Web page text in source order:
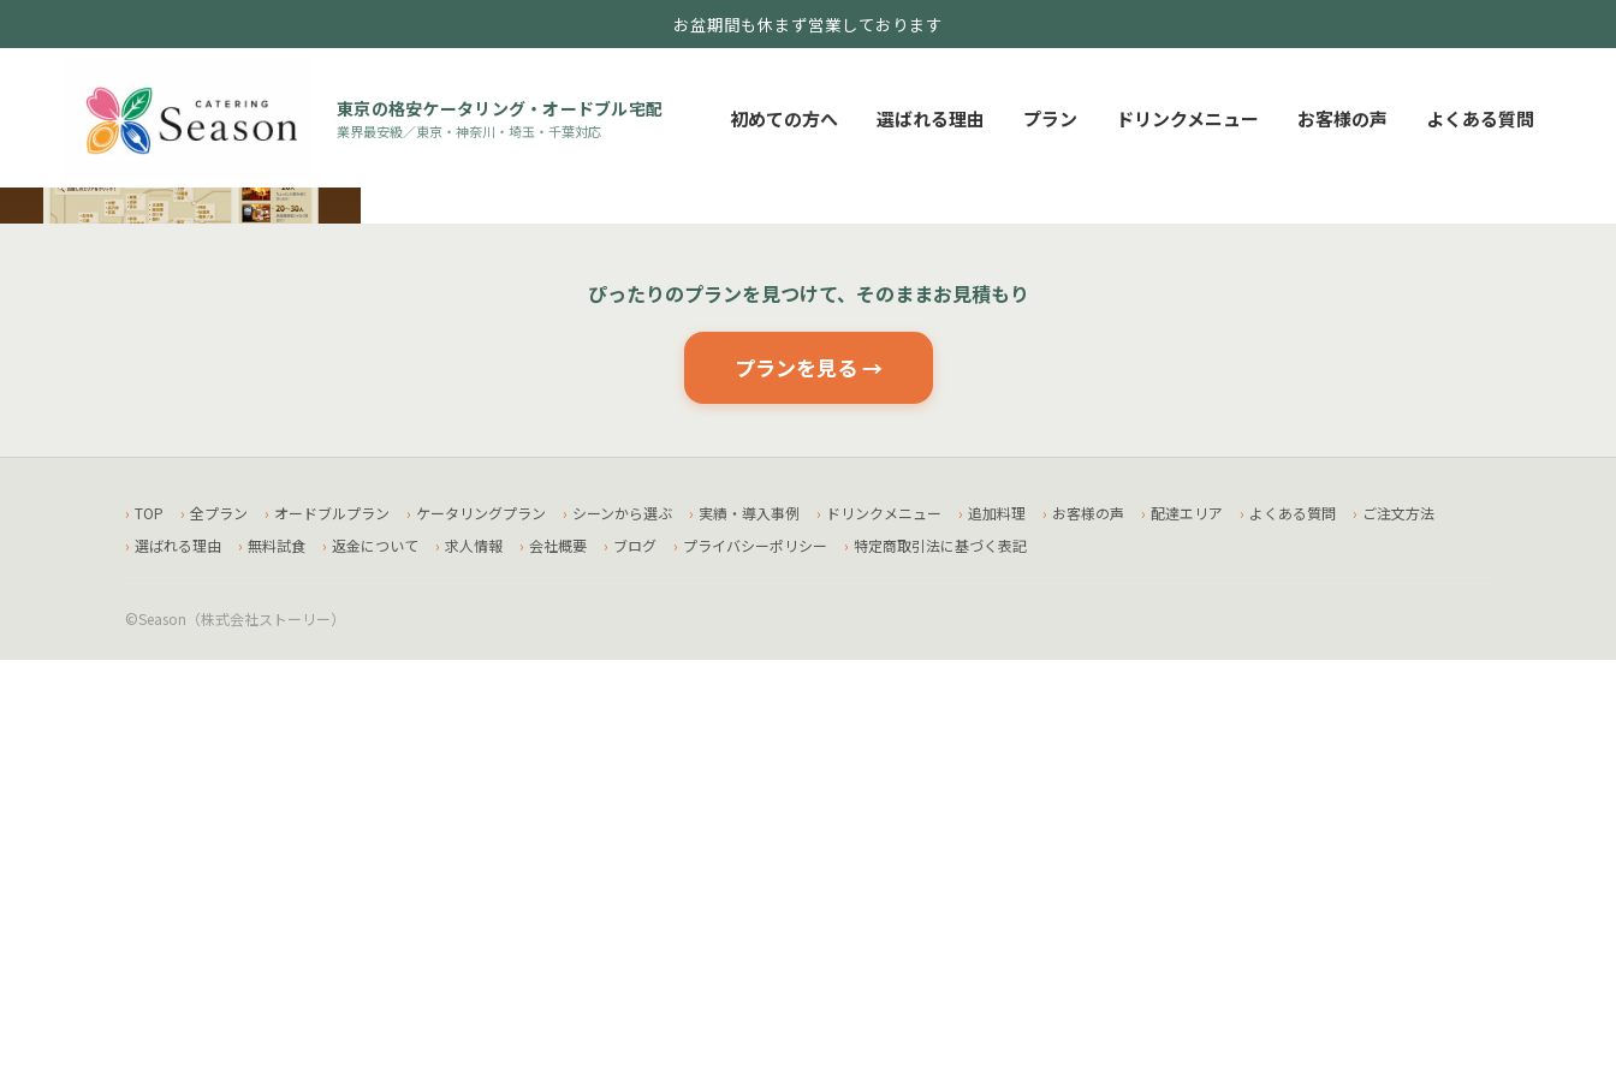
お盆期間も休まず営業しております
東京の格安ケータリング・オードブル宅配
業界最安級／東京・神奈川・埼玉・千葉対応 初めての方へ 選ばれる理由 プラン ドリンクメニュー お客様の声 よくある質問
ぴったりのプランを見つけて、そのままお見積もり
プランを見る →
TOP 全プラン オードブルプラン ケータリングプラン シーンから選ぶ 実績・導入事例 ドリンクメニュー 追加料理 お客様の声 配達エリア よくある質問
ご注文方法
選ばれる理由
無料試食 返金について 求人情報 会社概要 ブログ プライバシーポリシー 特定商取引法に基づく表記
©Season（株式会社ストーリー）